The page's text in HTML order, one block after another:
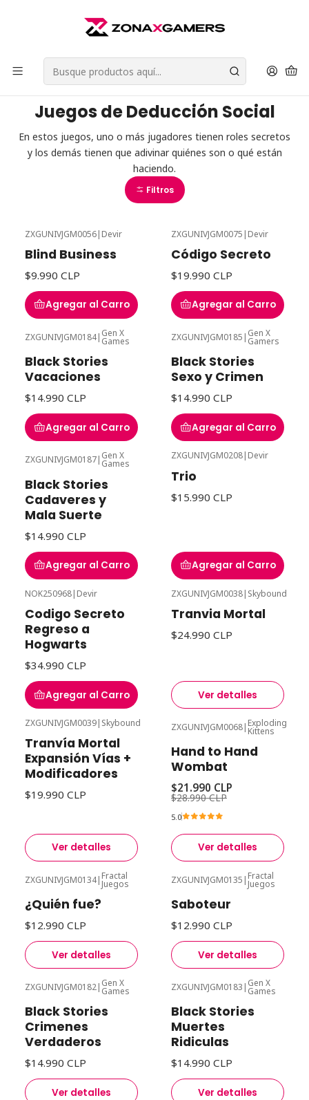
Retiros en Providencia
Leer más
Inicio Juegos de Mesa Juegos de Deducción Social
Juegos de Deducción Social
En estos juegos, uno o más jugadores tienen roles secretos
y los demás tienen que adivinar quiénes son o qué están
haciendo.
Filtros
ZXGUNIVJGM0056| Devir
Blind Business
$9.990 CLP
Agregar al Carro
ZXGUNIVJGM0075 | Devir
Código Secreto
$19.990 CLP
Agregar al Carro
ZXGUNIVJGM0184| Gen X
Games
Black Stories
Vacaciones
$14.990 CLP
Agregar al Carro
ZXGUNIVJGM0185 | Gen X
Gamers
Black Stories
Sexo y Crimen
$14.990 CLP
Agregar al Carro
ZXGUNIVJGM0187| Gen X
Games
Black Stories
Cadaveres y
Mala Suerte
$14.990 CLP
Agregar al Carro
ZXGUNIVJGM0208| Devir
Trio
$15.990 CLP
Agregar al Carro
NOK250968| Devir
Codigo Secreto
Regreso a
Hogwarts
$34.990 CLP
Agregar al Carro
ZXGUNIVJGM0038| Skybound
Tranvia Mortal
$24.990 CLP
Ver detalles
ZXGUNIVJGM0039| Skybound
Tranvía Mortal
Expansión Vías +
Modificadores
$19.990 CLP
Ver detalles
-24% Desc
Agotado
ZXGUNIVJGM0068| Exploding
Kittens
Hand to Hand
Wombat
$21.990 CLP
$28.990 CLP
5.0
Ver detalles
Agotado
ZXGUNIVJGM0134| Fractal
Juegos
¿Quién fue?
$12.990 CLP
Ver detalles
Agotado
ZXGUNIVJGM0135 | Fractal
Juegos
Saboteur
$12.990 CLP
Ver detalles
Agotado
ZXGUNIVJGM0182| Gen X
Games
Black Stories
Crimenes
Verdaderos
$14.990 CLP
Ver detalles
Agotado
ZXGUNIVJGM0183 | Gen X
Games
Black Stories
Muertes
Ridiculas
$14.990 CLP
Ver detalles